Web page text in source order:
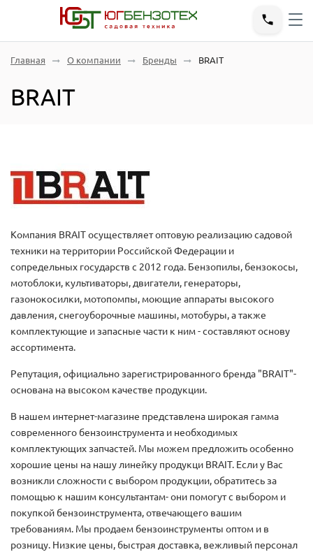
Главная О компании Бренды BRAIT
BRAIT
Компания BRAIT осуществляет оптовую реализацию садовой
техники на территории Российской Федерации и
сопредельных государств с 2012 года. Бензопилы, бензокосы,
мотоблоки, культиваторы, двигатели, генераторы,
газонокосилки, мотопомпы, моющие аппараты высокого
давления, снегоуборочные машины, мотобуры, а также
комплектующие и запасные части к ним - составляют основу
ассортимента.
Репутация, официально зарегистрированного бренда "BRAIT"-
основана на высоком качестве продукции.
В нашем интернет-магазине представлена широкая гамма
современного бензоинструмента и необходимых
комплектующих запчастей. Мы можем предложить особенно
хорошие цены на нашу линейку продукци BRAIT. Если у Вас
возникли сложности с выбором продукции, обратитесь за
помощью к нашим консультантам- они помогут с выбором и
покупкой бензоинструмента, отвечающего вашим
требованиям. Мы продаем бензоинструменты оптом и в
розницу. Низкие цены, быстрая доставка, вежливый персонал